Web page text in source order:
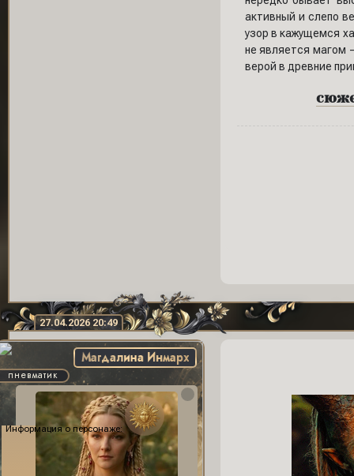
активный и слепо
узор в кажущемся
не является магом
верой в древние
27.04.2026 20:49
Магдалина Инмарх
пневматик
Информация о персонаже: